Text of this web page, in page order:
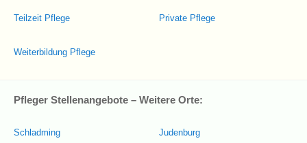
Teilzeit Pflege
Weiterbildung Pflege
Private Pflege
Pfleger Stellenangebote – Weitere Orte:
Schladming Judenburg